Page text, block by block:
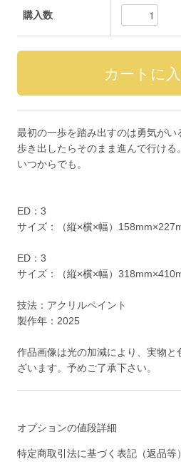
購入数
最初の一歩を踏み出すのは勇気がい
歩き出したらそのまま進んで行ける。
いつからでも。
ED：3
サイズ：（縦×横×幅）
ED：3
サイズ：（縦×横×幅）
技法：アクリルペイント
製作年：2025
作品画像は光の加減により、実物
ざいます。予めご了承下さい。
オプションの値段詳細
特定商取引法に基づく表記（返品等）